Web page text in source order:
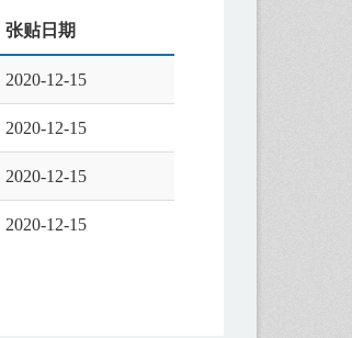
张贴日期
2020-12-15
2020-12-15
2020-12-15
2020-12-15